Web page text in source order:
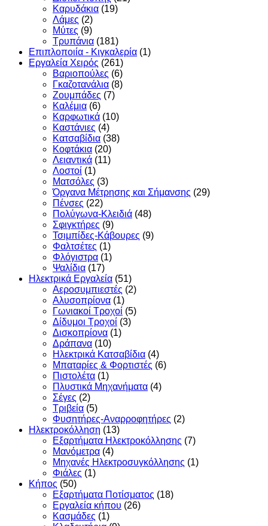
Καρυδάκια (19)
Λάμες (2)
Μύτες (9)
Τρυπάνια (181)
Επιπλοποιία - Κιγκαλερία (1)
Εργαλεία Χειρός (261)
Βαριοπούλες (6)
Γκαζοτανάλια (8)
Ζουμπάδες (7)
Καλέμια (6)
Καρφωτικά (10)
Καστάνιες (4)
Κατσαβίδια (38)
Κοφτάκια (20)
Λειαντικά (11)
Λοστοί (1)
Ματσόλες (3)
Όργανα Μέτρησης και Σήμανσης (29)
Πένσες (22)
Πολύγωνα-Κλειδιά (48)
Σφιγκτήρες (9)
Τσιμπίδες-Κάβουρες (9)
Φαλτσέτες (1)
Φλόγιστρα (1)
Ψαλίδια (17)
Ηλεκτρικά Εργαλεία (51)
Αεροσυμπιεστές (2)
Αλυσοπρίονα (1)
Γωνιακοί Τροχοί (5)
Δίδυμοι Τροχοί (3)
Δισκοπρίονα (1)
Δράπανα (10)
Ηλεκτρικά Κατσαβίδια (4)
Μπαταρίες & Φορτιστές (6)
Πιστολέτα (1)
Πλυστικά Μηχανήματα (4)
Σέγες (2)
Τριβεία (5)
Φυσητήρες-Αναρροφητήρες (2)
Ηλεκτροκόλληση (13)
Εξαρτήματα Ηλεκτροκόλλησης (7)
Μανόμετρα (4)
Μηχανές Ηλεκτροσυγκόλλησης (1)
Φιάλες (1)
Κήπος (50)
Εξαρτήματα Ποτίσματος (18)
Εργαλεία κήπου (26)
Κασμάδες (1)